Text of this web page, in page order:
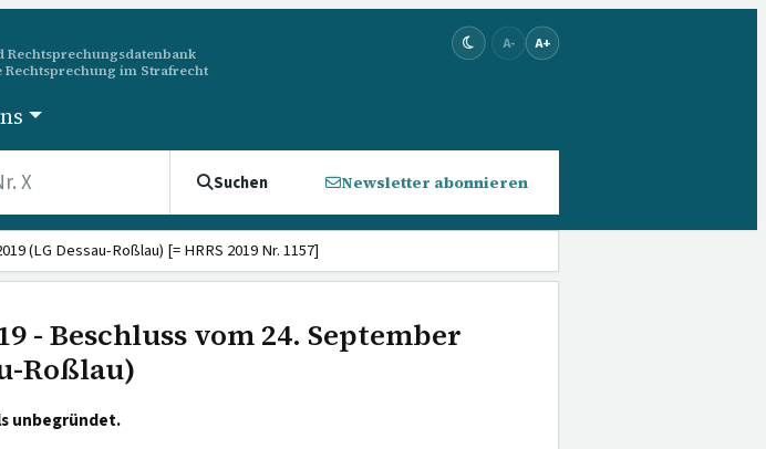
im Strafrecht
A- A+
Suchen Newsletter abonnieren
(LG Dessau-Roßlau) [= HRRS 2019 Nr. 1157]
- Beschluss vom 24. September
Roßlau)
unbegründet.